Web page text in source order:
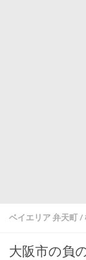
ベイエリア 弁天町/
大阪市の負